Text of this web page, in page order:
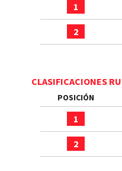
1
2
CLASIFICACIONES
POSICIÓN
1
2